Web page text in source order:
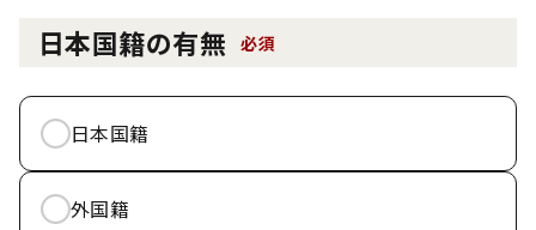
日本国籍の有無 必須
日本国籍
外国籍